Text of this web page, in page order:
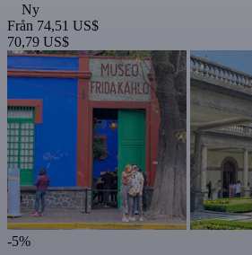
Ny
Från 74,51 US$
70,79 US$
-5%